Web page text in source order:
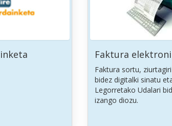
Faktura
Faktura sortu,
bidez digitalki sinatu
Legorretako Udalari
izango diozu.